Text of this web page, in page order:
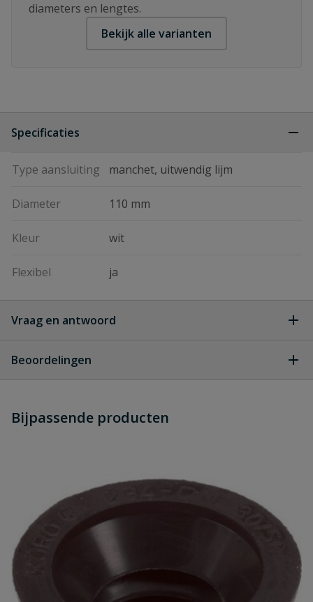
diameters en lengtes.
Bekijk alle varianten
Specificaties
Type aansluiting manchet, uitwendig lijm
Diameter 110 mm
Kleur wit
Flexibel ja
Vraag en antwoord
dit product?
Beoordelingen
Schrijf zelf een beoordeling
Uw waardering:
Bijpassende producten